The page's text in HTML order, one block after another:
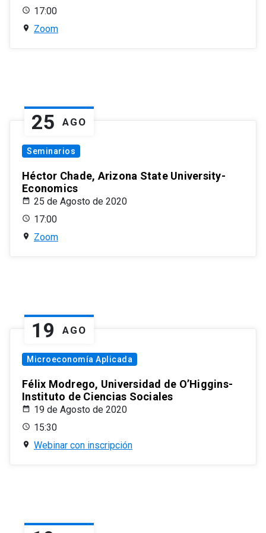
17:00
Zoom
25 AGO
Seminarios
Héctor Chade, Arizona State University-
Economics
25 de Agosto de 2020
17:00
Zoom
19 AGO
Microeconomía Aplicada
Félix Modrego, Universidad de O’Higgins-
Instituto de Ciencias Sociales
19 de Agosto de 2020
15:30
Webinar con inscripción